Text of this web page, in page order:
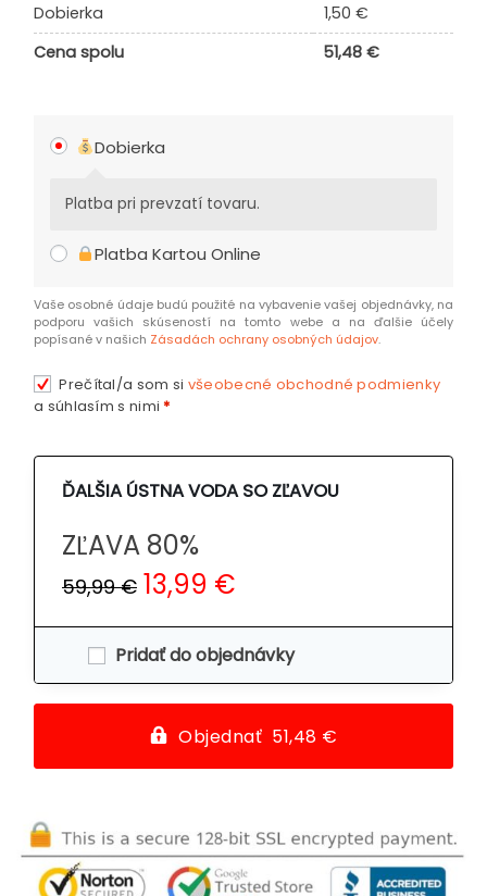
Dobierka
1,50 €
Cena spolu
51,48 €
Dobierka
Platba pri prevzatí tovaru.
Platba Kartou Online
Vaše osobné údaje budú použité na vybavenie vašej objednávky, na
podporu vašich skúseností na tomto webe a na ďalšie účely
popísané v našich Zásadách ochrany osobných údajov.
Prečítal/a som si všeobecné obchodné podmienky
a súhlasím s nimi *
ĎALŠIA ÚSTNA VODA SO ZĽAVOU
ZĽAVA 80%
59,99 € 13,99 €
Pridať do objednávky
Objednať 51,48 €